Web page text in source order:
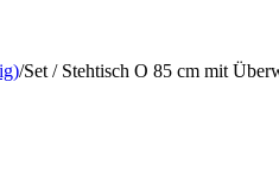
/Set / Stehtisch O 85 cm mit